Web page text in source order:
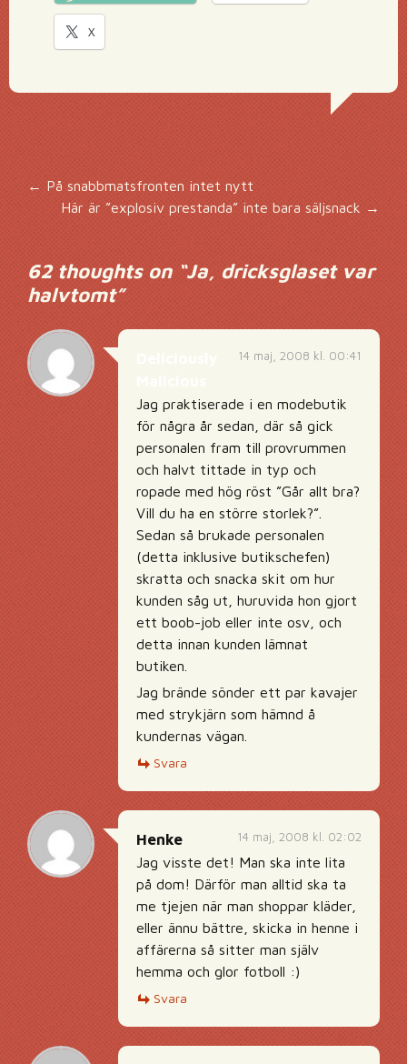
X
Inläggsnavigering
← På snabbmatsfronten intet nytt
Här är ”explosiv prestanda” inte bara säljsnack→
62 thoughts on “Ja, dricksglaset var
halvtomt”
14 maj, 2008 kl. 00:41
Jag praktiserade i en modebutik
för några år sedan, där så gick
personalen fram till provrummen
och halvt tittade in typ och
ropade med hög röst ”Går allt bra?
Vill du ha en större storlek?”.
Sedan så brukade personalen
(detta inklusive butikschefen)
skratta och snacka skit om hur
kunden såg ut, huruvida hon gjort
ett boob-job eller inte osv, och
detta innan kunden lämnat
butiken.
Jag brände sönder ett par kavajer
med strykjärn som hämnd å
kundernas vägan.
Svara
14 maj, 2008 kl. 02:02
Henke
Jag visste det! Man ska inte lita
på dom! Därför man alltid ska ta
me tjejen när man shoppar kläder,
eller ännu bättre, skicka in henne i
affärerna så sitter man själv
hemma och glor fotboll :)
Svara